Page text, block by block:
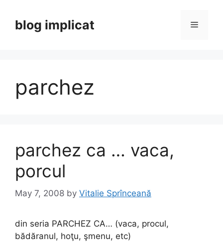
contentblog implicat Menu
parchez
parchez ca … vaca,
porcul
May 7, 2008 by Vitalie Sprînceană
din seria PARCHEZ CA… (vaca, procul,
bădăranul, hoţu, şmenu, etc)